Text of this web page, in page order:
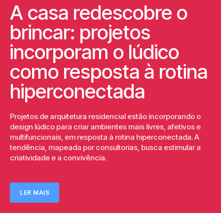
A casa redescobre o
brincar: projetos
incorporam o lúdico
como resposta à rotina
hiperconectada
Projetos de arquitetura residencial estão incorporando o
design lúdico para criar ambientes mais livres, afetivos e
multifuncionais, em resposta à rotina hiperconectada. A
tendência, mapeada por consultorias, busca estimular a
criatividade e a convivência.
LER MAIS